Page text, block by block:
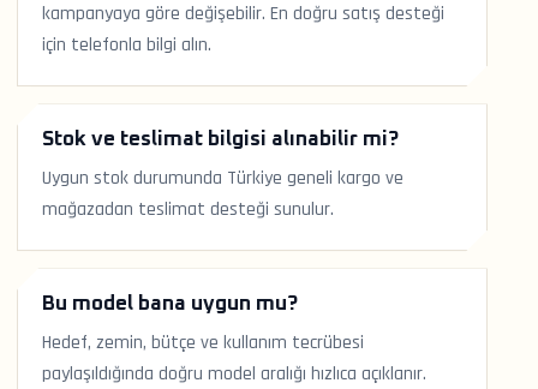
kampanyaya göre değişebilir. En doğru satış desteği
için telefonla bilgi alın.
Stok ve teslimat bilgisi alınabilir mi?
Uygun stok durumunda Türkiye geneli kargo ve
mağazadan teslimat desteği sunulur.
Bu model bana uygun mu?
Hedef, zemin, bütçe ve kullanım tecrübesi
paylaşıldığında doğru model aralığı hızlıca açıklanır.